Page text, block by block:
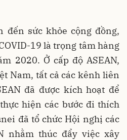
đến sức khỏe cộng đồng,
19 là trọng tâm hàng
2020. Ở cấp độ ASEAN,
Nam, tất cả các kênh liên
đã được kích hoạt để
hiện các bước đi thích
đã tổ chức Hội nghị các
nhằm thúc đẩy việc xây